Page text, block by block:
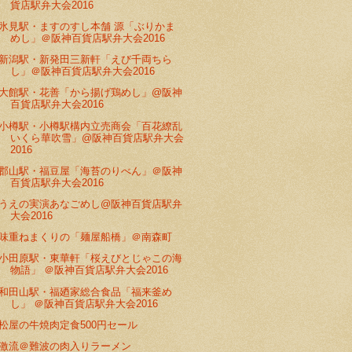
貨店駅弁大会2016
見駅・ますのすし本舗 源「ぶりかま
めし」＠阪神百貨店駅弁大会2016
潟駅・新発田三新軒「えび千両ちら
し」＠阪神百貨店駅弁大会2016
館駅・花善「から揚げ鶏めし」@阪神
百貨店駅弁大会2016
樽駅・小樽駅構内立売商会「百花繚乱
いくら華吹雪」@阪神百貨店駅弁大会
2016
山駅・福豆屋「海苔のりべん」＠阪神
百貨店駅弁大会2016
えの実演あなごめし@阪神百貨店駅弁
大会2016
重ねまくりの「麺屋船橋」＠南森町
田原駅・東華軒「桜えびとじゃこの海
物語」 ＠阪神百貨店駅弁大会2016
田山駅・福廼家総合食品「福来釜め
し」 ＠阪神百貨店駅弁大会2016
屋の牛焼肉定食500円セール
流＠難波の肉入りラーメン